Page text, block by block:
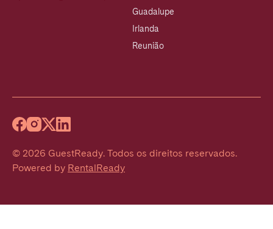
Guadalupe
Irlanda
Reunião
© 2026 GuestReady. Todos os direitos reservados.
Powered by RentalReady